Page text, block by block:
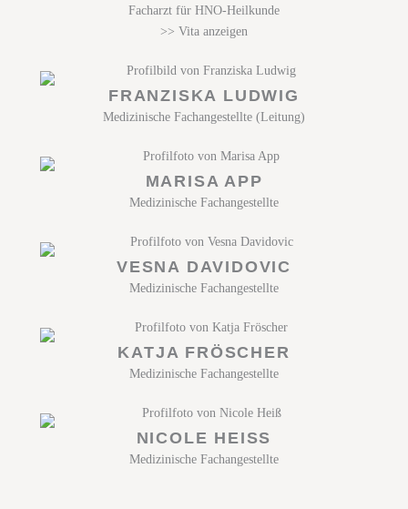
Facharzt für HNO-Heilkunde
>> Vita anzeigen
FRANZISKA LUDWIG
Medizinische Fachangestellte (Leitung)
MARISA APP
Medizinische Fachangestellte​
VESNA DAVIDOVIC
Medizinische Fachangestellte​
KATJA FRÖSCHER
Medizinische Fachangestellte​
NICOLE HEISS
Medizinische Fachangestellte​